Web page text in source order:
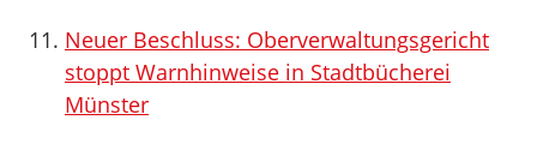
Neuer Beschluss: Oberverwaltungsgericht
stoppt Warnhinweise in Stadtbücherei
Münster